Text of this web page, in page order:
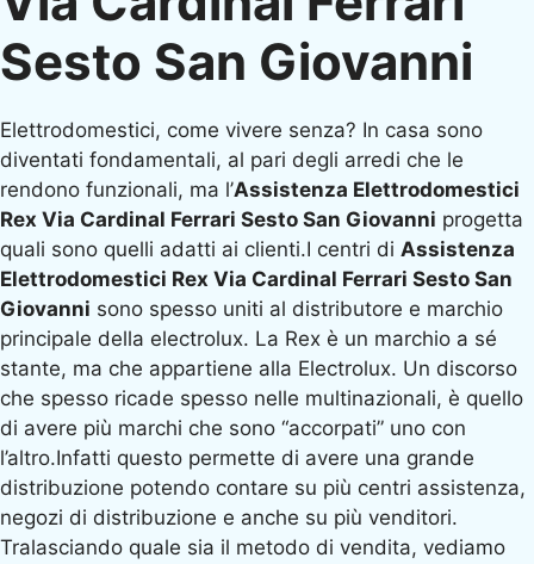
Sesto San Giovanni
Elettrodomestici, come vivere senza? In casa sono
diventati fondamentali, al pari degli arredi che le
rendono funzionali, ma l’Assistenza Elettrodomestici
Rex Via Cardinal Ferrari Sesto San Giovanni progetta
quali sono quelli adatti ai clienti.I centri di Assistenza
Elettrodomestici Rex Via Cardinal Ferrari Sesto San
Giovanni sono spesso uniti al distributore e marchio
principale della electrolux. La Rex è un marchio a sé
stante, ma che appartiene alla Electrolux. Un discorso
che spesso ricade spesso nelle multinazionali, è quello
di avere più marchi che sono “accorpati” uno con
l’altro.Infatti questo permette di avere una grande
distribuzione potendo contare su più centri assistenza,
negozi di distribuzione e anche su più venditori.
Tralasciando quale sia il metodo di vendita, vediamo